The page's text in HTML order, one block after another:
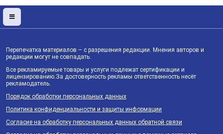
Перепечатка материалов – с разрешения редакции. Мнения авторов и
редакции могут не совпадать.
Все рекламируемые товары и услуги подлежат сертификации и
лицензированию.За достоверность рекламы ответственность несёт
рекламодатель.
Порядок обработки персональных данных
Политика конфиденциальности и защиты информации
Согласие на обработку персональных данных обратной связи